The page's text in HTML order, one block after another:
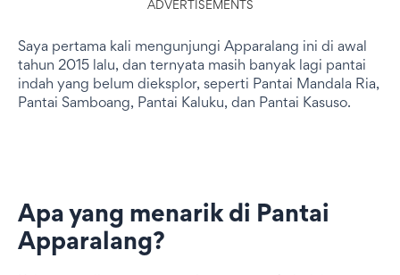
ADVERTISEMENTS
Saya pertama kali mengunjungi Apparalang ini di awal
tahun 2015 lalu, dan ternyata masih banyak lagi pantai
indah yang belum dieksplor, seperti Pantai Mandala Ria,
Pantai Samboang, Pantai Kaluku, dan Pantai Kasuso.
Apa yang menarik di Pantai
Apparalang?